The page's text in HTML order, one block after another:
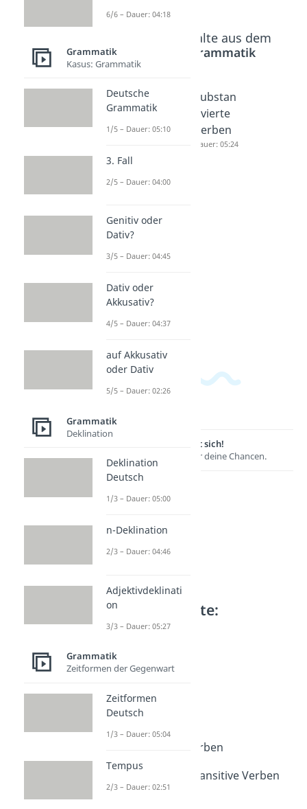
Beliebte Inhalte aus dem
Grammatik
Reflexiv
e
Verben
Finites
Verb
Dauer: 04:26
Substan
tivierte
Verben
Dauer: 05:24
Lernen lohnt sich!
Entdecke hier deine Chancen.
Weitere Inhalte:
Grammatik
Modalverben
Dauer: 04:25
Reflexive Verben
Dauer: 04:33
Finites Verb
Dauer: 04:26
Substantivierte Verben
Dauer: 05:24
Transitive und intransitive Verben
Dauer: 02:58
6/6 – Dauer: 04:18
Grammatik
Kasus: Grammatik
Deutsche
Grammatik
1/5 – Dauer: 05:10
3. Fall
2/5 – Dauer: 04:00
Genitiv oder
Dativ?
3/5 – Dauer: 04:45
Dativ oder
Akkusativ?
4/5 – Dauer: 04:37
auf Akkusativ
oder Dativ
5/5 – Dauer: 02:26
Grammatik
Deklination
Deklination
Deutsch
1/3 – Dauer: 05:00
n-Deklination
2/3 – Dauer: 04:46
Adjektivdeklinati
on
3/3 – Dauer: 05:27
Grammatik
Zeitformen der Gegenwart
Zeitformen
Deutsch
1/3 – Dauer: 05:04
Tempus
2/3 – Dauer: 02:51